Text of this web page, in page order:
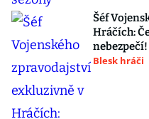
Šéf
Hráčích:
nebezpečí!
Blesk hráči